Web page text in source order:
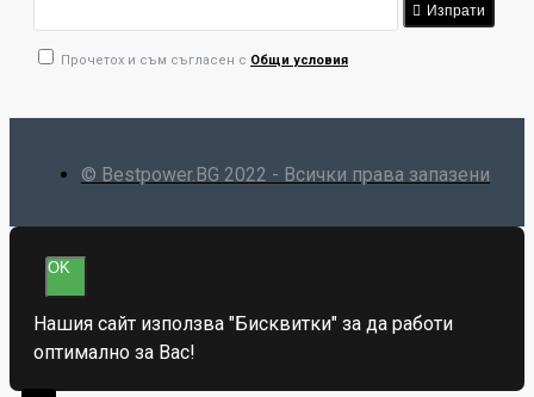
Изпрати
Прочетох и съм съгласен с Общи условия
© Bestpower.BG 2022 - Всички права запазени
OK
Нашия сайт използва "Бисквитки" за да работи
оптимално за Вас!